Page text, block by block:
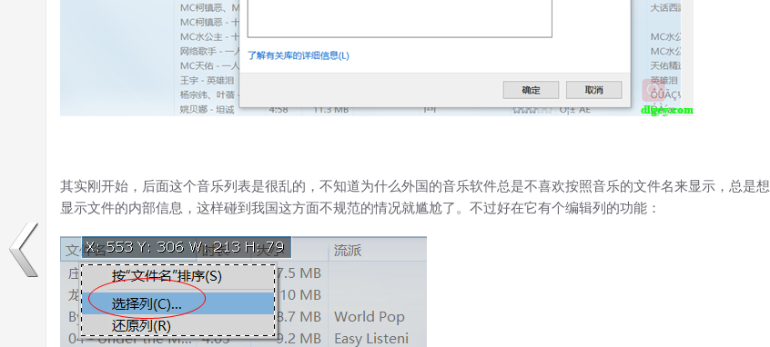
其实刚开始，后面这个音乐列表是很乱的，不知道为什么外国的音乐软件总是不喜欢按照音乐的文件名来显示，总是想
显示文件的内部信息，这样碰到我国这方面不规范的情况就尴尬了。不过好在它有个编辑列的功能：